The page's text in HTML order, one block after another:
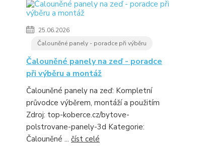
25.06.2026
Čalouněné panely - poradce při výběru
Čalouněné panely na zeď - poradce
při výběru a montáž
Čalouněné panely na zeď: Kompletní
průvodce výběrem, montáží a použitím
Zdroj: top-koberce.cz/bytove-
polstrovane-panely-3d Kategorie:
Čalouněné ... číst celé